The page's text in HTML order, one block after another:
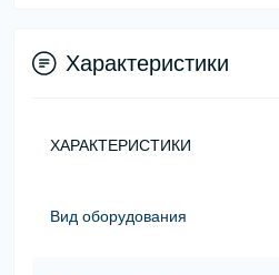
Характеристики
ХАРАКТЕРИСТИКИ
Вид оборудования